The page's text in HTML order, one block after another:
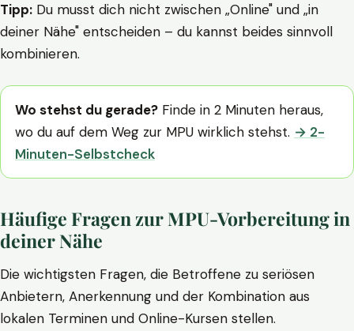
Tipp: Du musst dich nicht zwischen „Online" und „in
deiner Nähe" entscheiden – du kannst beides sinnvoll
kombinieren.
Wo stehst du gerade? Finde in 2 Minuten heraus,
wo du auf dem Weg zur MPU wirklich stehst. → 2-
Minuten-Selbstcheck
Häufige Fragen zur MPU-Vorbereitung in
deiner Nähe
Die wichtigsten Fragen, die Betroffene zu seriösen
Anbietern, Anerkennung und der Kombination aus
lokalen Terminen und Online-Kursen stellen.